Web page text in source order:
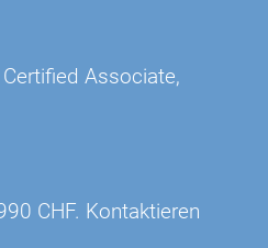
Associate,
CHF. Kontaktieren